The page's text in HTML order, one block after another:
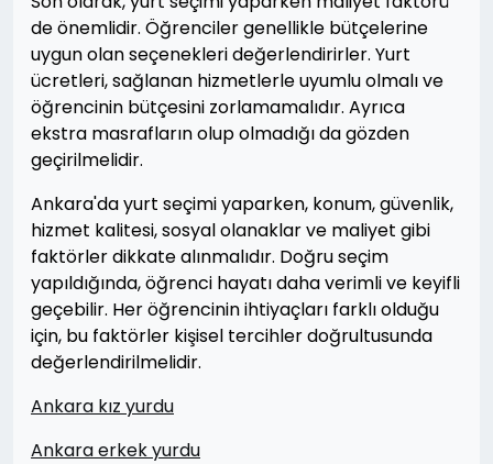
de önemlidir. Öğrenciler genellikle bütçelerine
uygun olan seçenekleri değerlendirirler. Yurt
ücretleri, sağlanan hizmetlerle uyumlu olmalı ve
öğrencinin bütçesini zorlamamalıdır. Ayrıca
ekstra masrafların olup olmadığı da gözden
geçirilmelidir.
Ankara'da yurt seçimi yaparken, konum, güvenlik,
hizmet kalitesi, sosyal olanaklar ve maliyet gibi
faktörler dikkate alınmalıdır. Doğru seçim
yapıldığında, öğrenci hayatı daha verimli ve keyifli
geçebilir. Her öğrencinin ihtiyaçları farklı olduğu
için, bu faktörler kişisel tercihler doğrultusunda
değerlendirilmelidir.
Ankara kız yurdu
Ankara erkek yurdu